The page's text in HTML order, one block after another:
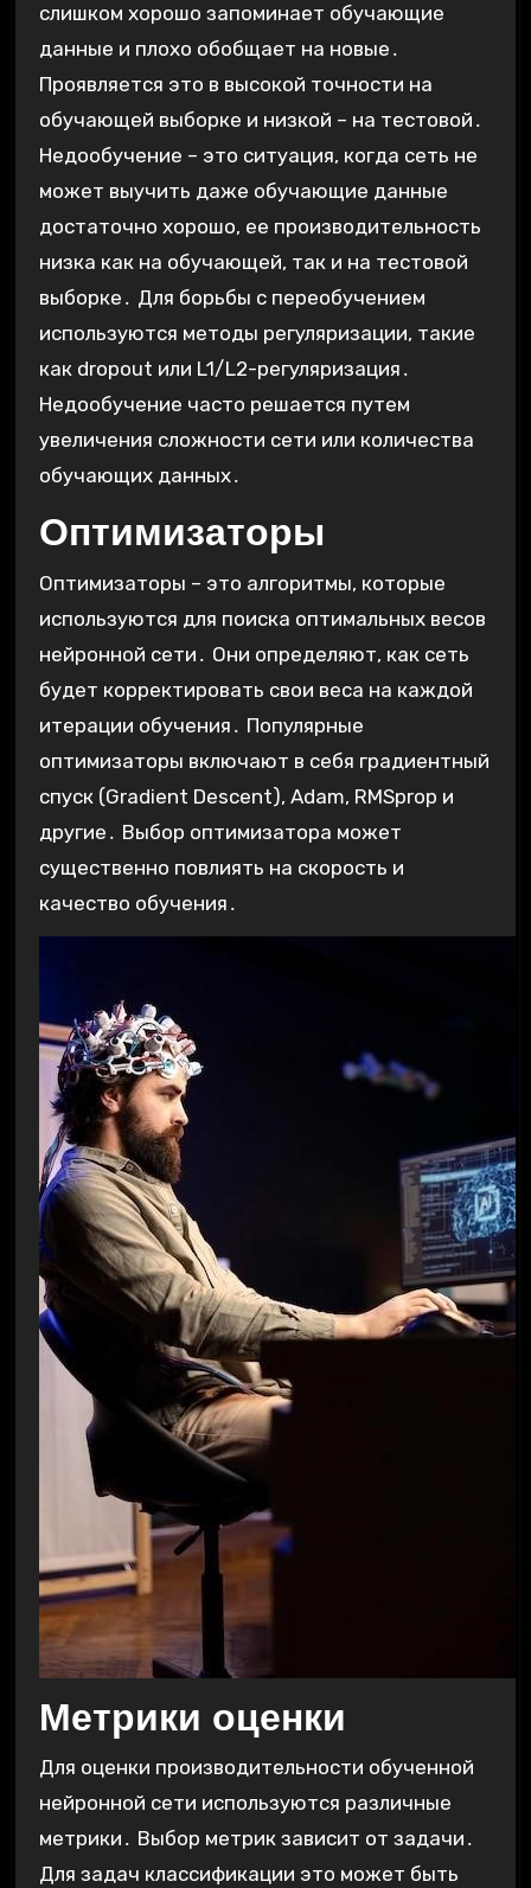
слишком хорошо запоминает обучающие
данные и плохо обобщает на новые․
Проявляется это в высокой точности на
обучающей выборке и низкой – на тестовой․
Недообучение – это ситуация, когда сеть не
может выучить даже обучающие данные
достаточно хорошо, ее производительность
низка как на обучающей, так и на тестовой
выборке․ Для борьбы с переобучением
используются методы регуляризации, такие
как dropout или L1/L2-регуляризация․
Недообучение часто решается путем
увеличения сложности сети или количества
обучающих данных․
Оптимизаторы
Оптимизаторы – это алгоритмы, которые
используются для поиска оптимальных весов
нейронной сети․ Они определяют, как сеть
будет корректировать свои веса на каждой
итерации обучения․ Популярные
оптимизаторы включают в себя градиентный
спуск (Gradient Descent), Adam, RMSprop и
другие․ Выбор оптимизатора может
существенно повлиять на скорость и
качество обучения․
Метрики оценки
Для оценки производительности обученной
нейронной сети используются различные
метрики․ Выбор метрик зависит от задачи․
Для задач классификации это может быть